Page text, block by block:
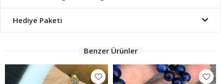
Hediye Paketi
Benzer Ürünler